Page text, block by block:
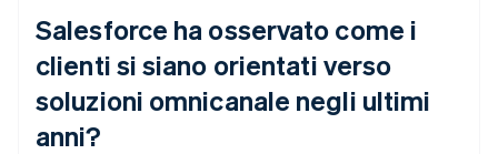
Salesforce ha osservato come i
clienti si siano orientati verso
soluzioni omnicanale negli ultimi
anni?